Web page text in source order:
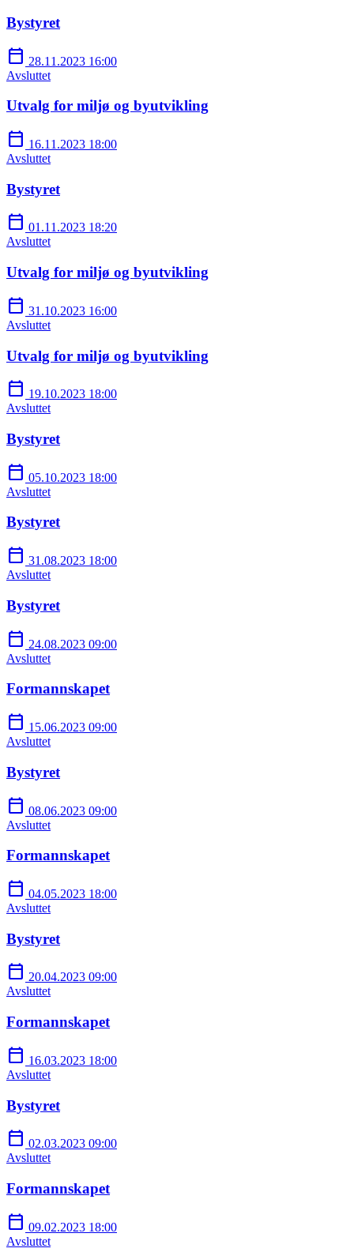
Bystyret
calendar_today 28.11.2023 16:00
Avsluttet
Utvalg for miljø og byutvikling
calendar_today 16.11.2023 18:00
Avsluttet
Bystyret
calendar_today 01.11.2023 18:20
Avsluttet
Utvalg for miljø og byutvikling
calendar_today 31.10.2023 16:00
Avsluttet
Utvalg for miljø og byutvikling
calendar_today 19.10.2023 18:00
Avsluttet
Bystyret
calendar_today 05.10.2023 18:00
Avsluttet
Bystyret
calendar_today 31.08.2023 18:00
Avsluttet
Bystyret
calendar_today 24.08.2023 09:00
Avsluttet
Formannskapet
calendar_today 15.06.2023 09:00
Avsluttet
Bystyret
calendar_today 08.06.2023 09:00
Avsluttet
Formannskapet
calendar_today 04.05.2023 18:00
Avsluttet
Bystyret
calendar_today 20.04.2023 09:00
Avsluttet
Formannskapet
calendar_today 16.03.2023 18:00
Avsluttet
Bystyret
calendar_today 02.03.2023 09:00
Avsluttet
Formannskapet
calendar_today 09.02.2023 18:00
Avsluttet